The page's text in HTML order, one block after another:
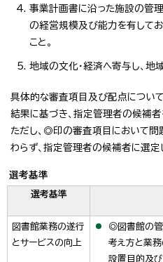
事業計画書に沿った施設の管
の経営規模及び能力を有して
こと。
地域の文化・経済へ寄与し、地
具体的な審査項目及び配点について
結果に基づき、指定管理者の候補者
ただし、◎印の審査項目において問
わらず、指定管理者の候補者に選定
選考基準
選考基準
図書館業務の遂行
とサービスの向上
◎図書館の管
考え方と業
設置目的及